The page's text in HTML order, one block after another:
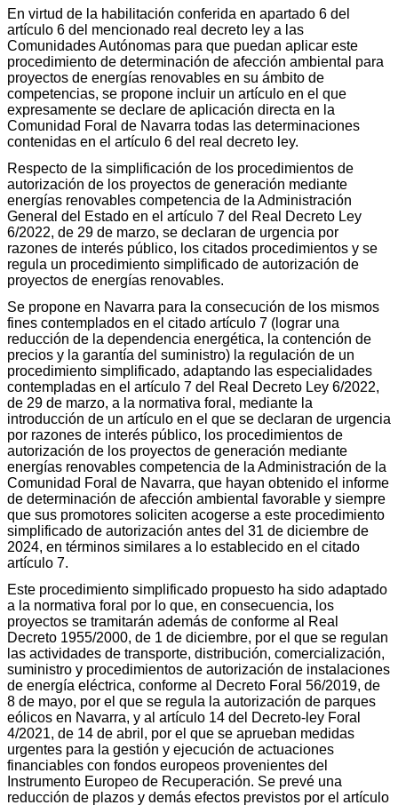
En virtud de la habilitación conferida en apartado 6 del
artículo 6 del mencionado real decreto ley a las
Comunidades Autónomas para que puedan aplicar este
procedimiento de determinación de afección ambiental para
proyectos de energías renovables en su ámbito de
competencias, se propone incluir un artículo en el que
expresamente se declare de aplicación directa en la
Comunidad Foral de Navarra todas las determinaciones
contenidas en el artículo 6 del real decreto ley.
Respecto de la simplificación de los procedimientos de
autorización de los proyectos de generación mediante
energías renovables competencia de la Administración
General del Estado en el artículo 7 del Real Decreto Ley
6/2022, de 29 de marzo, se declaran de urgencia por
razones de interés público, los citados procedimientos y se
regula un procedimiento simplificado de autorización de
proyectos de energías renovables.
Se propone en Navarra para la consecución de los mismos
fines contemplados en el citado artículo 7 (lograr una
reducción de la dependencia energética, la contención de
precios y la garantía del suministro) la regulación de un
procedimiento simplificado, adaptando las especialidades
contempladas en el artículo 7 del Real Decreto Ley 6/2022,
de 29 de marzo, a la normativa foral, mediante la
introducción de un artículo en el que se declaran de urgencia
por razones de interés público, los procedimientos de
autorización de los proyectos de generación mediante
energías renovables competencia de la Administración de la
Comunidad Foral de Navarra, que hayan obtenido el informe
de determinación de afección ambiental favorable y siempre
que sus promotores soliciten acogerse a este procedimiento
simplificado de autorización antes del 31 de diciembre de
2024, en términos similares a lo establecido en el citado
artículo 7.
Este procedimiento simplificado propuesto ha sido adaptado
a la normativa foral por lo que, en consecuencia, los
proyectos se tramitarán además de conforme al Real
Decreto 1955/2000, de 1 de diciembre, por el que se regulan
las actividades de transporte, distribución, comercialización,
suministro y procedimientos de autorización de instalaciones
de energía eléctrica, conforme al Decreto Foral 56/2019, de
8 de mayo, por el que se regula la autorización de parques
eólicos en Navarra, y al artículo 14 del Decreto-ley Foral
4/2021, de 14 de abril, por el que se aprueban medidas
urgentes para la gestión y ejecución de actuaciones
financiables con fondos europeos provenientes del
Instrumento Europeo de Recuperación. Se prevé una
reducción de plazos y demás efectos previstos por el artículo